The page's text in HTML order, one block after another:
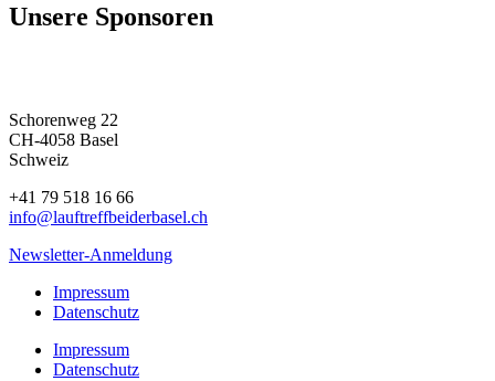
Unsere Sponsoren
Schorenweg 22
CH-4058 Basel
Schweiz
+41 79 518 16 66
info@lauftreffbeiderbasel.ch
Newsletter-Anmeldung
Impressum
Datenschutz
Impressum
Datenschutz